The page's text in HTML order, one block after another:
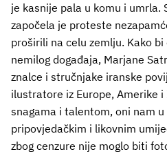
je kasnije pala u komu i umrla.
započela je proteste
proširili na celu zemlju. Kako
nemilog događaja, Marjane
znalce i stručnjake iranske
ilustratore iz Europe, Amerike
snagama i talentom, oni nam
pripovjedačkim i likovnim
zbog cenzure nije moglo biti